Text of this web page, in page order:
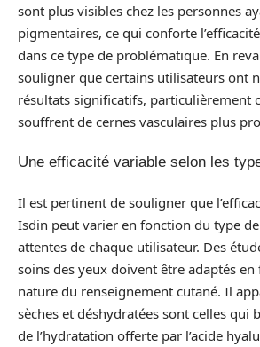
sont plus visibles chez les personnes
pigmentaires, ce qui conforte
dans ce type de problématique. En
souligner que certains utilisateurs ont
résultats significatifs, particulièrement
souffrent de cernes vasculaires plus
Une efficacité variable selon les
Il est pertinent de souligner que
Isdin peut varier en fonction du type
attentes de chaque utilisateur. Des
soins des yeux doivent être adaptés
nature du renseignement cutané. Il
sèches et déshydratées sont celles qui
de l’hydratation offerte par l’acide